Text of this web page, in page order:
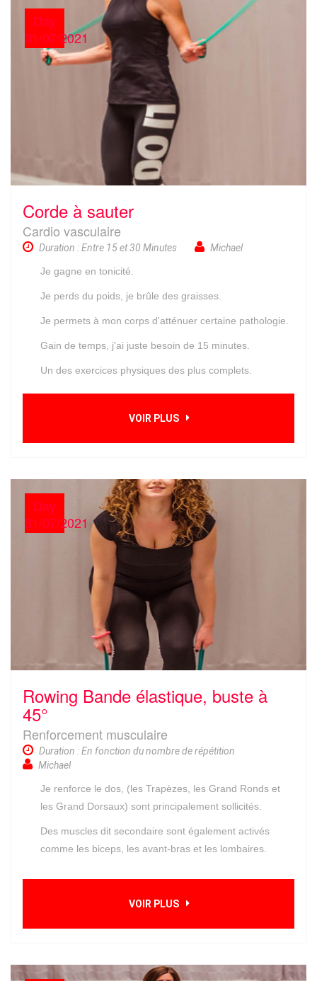
Day
31/07/2021
Corde à sauter
Cardio vasculaire
Duration : Entre 15 et 30 Minutes Michael
Je gagne en tonicité.
Je perds du poids, je brûle des graisses.
Je permets à mon corps d'atténuer certaine pathologie.
Gain de temps, j'ai juste besoin de 15 minutes.
Un des exercices physiques des plus complets.
VOIR PLUS
Day
31/07/2021
Rowing Bande élastique, buste à
45°
Renforcement musculaire
Duration : En fonction du nombre de répétition
Michael
Je renforce le dos, (les Trapèzes, les Grand Ronds et
les Grand Dorsaux) sont principalement sollicités.
Des muscles dit secondaire sont également activés
comme les biceps, les avant-bras et les lombaires.
VOIR PLUS